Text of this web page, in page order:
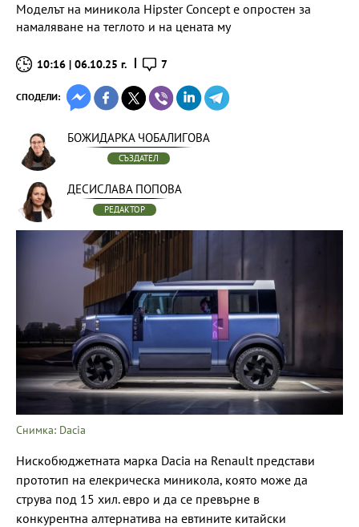
Моделът на миникола Hipster Concept е опростен за
намаляване на теглото и на цената му
10:16 | 06.10.25 г. 7
СПОДЕЛИ:
БОЖИДАРКА ЧОБАЛИГОВА
СЪЗДАТЕЛ
ДЕСИСЛАВА ПОПОВА
РЕДАКТОР
Снимка: Dacia
Нискобюджетната марка Dacia на Renault представи
прототип на елекрическа миникола, която може да
струва под 15 хил. евро и да се превърне в
конкурентна алтернатива на евтините китайски